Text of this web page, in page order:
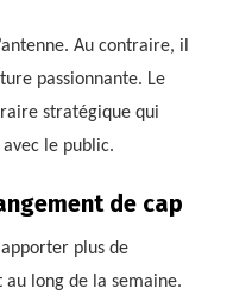
Au contraire, il
passionnante. Le
stratégique qui
le public.
de cap
plus de
long de la semaine.